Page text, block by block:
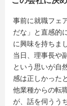
事前に就職フェ
だな」と直感的
に興味を持ちま
当日、理事長や
という思いが自
感は正しかった
他業種からの転
が、話を伺うう